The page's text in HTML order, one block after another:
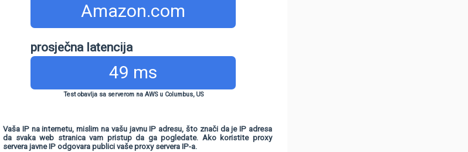
Amazon.com
prosječna latencija
49 ms
Test obavlja sa serverom na AWS u Columbus, US
Vaša IP na internetu, mislim na vašu javnu IP adresu, što znači da je IP adresa
da svaka web stranica vam pristup da ga pogledate. Ako koristite proxy
servera javne IP odgovara publici vaše proxy servera IP-a.